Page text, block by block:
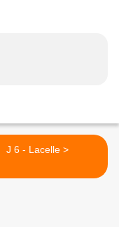
J 6 - Lacelle >